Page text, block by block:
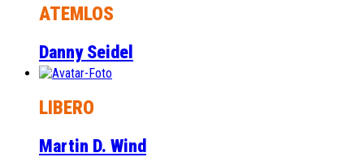
ATEMLOS
Danny Seidel
LIBERO
Martin D. Wind